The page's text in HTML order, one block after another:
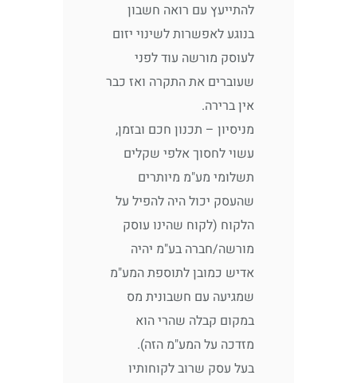
להתייעץ עם רואה חשבון
בנוגע לאפשרות לשינוי יזום
לעוסק מורשה עוד לפני
שעוברים את התקרה ואז כבר
אין ברירה.
מניסיון – תכנון חכם ובזמן,
עשוי לחסוך אלפי שקלים
תשלומי מע"מ מיותרים
שהעסק יכול היה להפיל על
הלקוח (לקוח שהינו עוסק
מורשה/חברה בע"מ יהיה
אדיש כמובן לתוספת המע"מ
שמגיעה עם חשבונית מס
במקום קבלה שהרי הוא
מזדכה על המע"מ הזה).
בעל עסק שרוב לקוחותיו